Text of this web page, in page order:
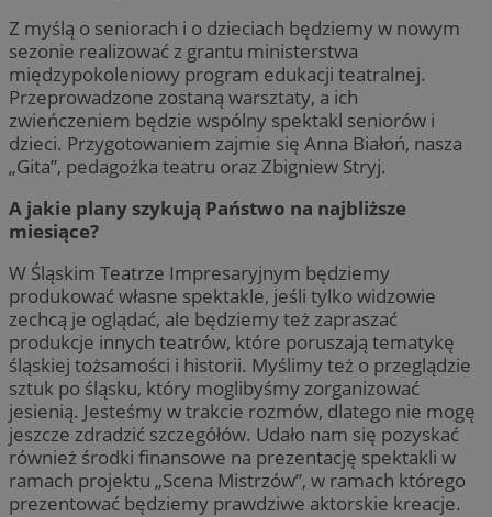
Z myślą o seniorach i o dzieciach będziemy w nowym
sezonie realizować z grantu ministerstwa
międzypokoleniowy program edukacji teatralnej.
Przeprowadzone zostaną warsztaty, a ich
zwieńczeniem będzie wspólny spektakl seniorów i
dzieci. Przygotowaniem zajmie się Anna Białoń, nasza
„Gita”, pedagożka teatru oraz Zbigniew Stryj.
A jakie plany szykują Państwo na najbliższe
miesiące?
W Śląskim Teatrze Impresaryjnym będziemy
produkować własne spektakle, jeśli tylko widzowie
zechcą je oglądać, ale będziemy też zapraszać
produkcje innych teatrów, które poruszają tematykę
śląskiej tożsamości i historii. Myślimy też o przeglądzie
sztuk po śląsku, który moglibyśmy zorganizować
jesienią. Jesteśmy w trakcie rozmów, dlatego nie mogę
jeszcze zdradzić szczegółów. Udało nam się pozyskać
również środki finansowe na prezentację spektakli w
ramach projektu „Scena Mistrzów”, w ramach którego
prezentować będziemy prawdziwe aktorskie kreacje.